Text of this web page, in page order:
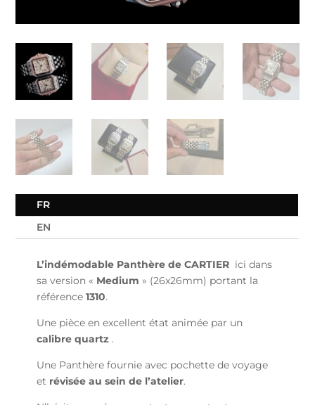
FR
EN
L’indémodable Panthère de CARTIER ici dans
sa version « Medium » (26x26mm) portant la
référence1310.
Une pièce en excellent état animée par un
calibre quartz .
Une Panthère fournie avec pochette de voyage
et révisée au sein de l’atelier.